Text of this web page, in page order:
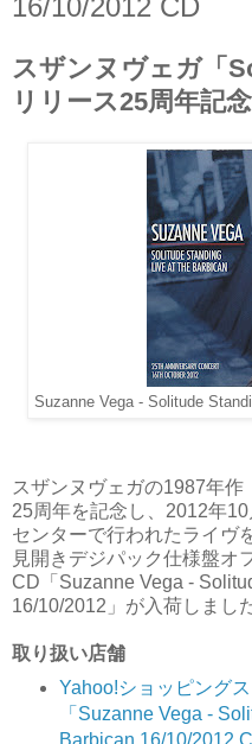
16/10/2012 CD
スザンヌヴェガ「
リリース25周年記
Suzanne Vega - Solitude
スザンヌヴェガの1987年
25周年を記念し、2012年
センターで行われたライヴ
見開きデジパック仕様盤オ
CD「Suzanne Vega -
16/10/2012」が入荷しまし
取り扱い店舗
Yahoo!ショッピング
「Suzanne Vega -
Barbican 16/10/2012